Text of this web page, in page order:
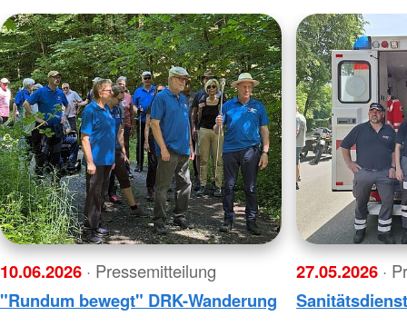
10.06.2026 · Pressemitteilung
"Rundum bewegt" DRK-Wanderung
27.05.2026 ·